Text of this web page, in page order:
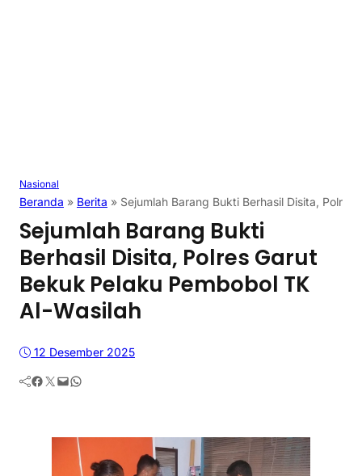
Nasional
Beranda » Berita » Sejumlah Barang Bukti Berhasil Disita,
Sejumlah Barang Bukti
Berhasil Disita, Polres Garut
Bekuk Pelaku Pembobol TK
Al-Wasilah
12 Desember 2025
Facebook Twitter Mail WhatsApp